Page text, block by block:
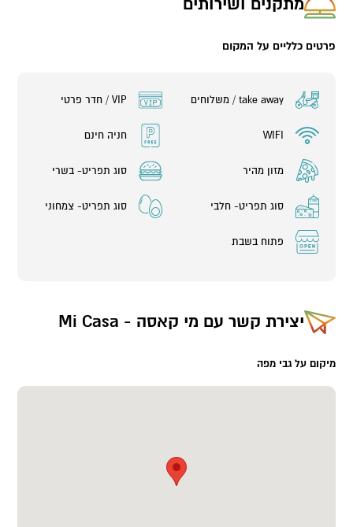
פרטים כלליים על המקום
take away / משלוחים VIP / חדר פרטי
WIFI חניה חינם
מזון מהיר סוג תפריט- בשרי
סוג תפריט- חלבי סוג תפריט- צמחוני
פתוח בשבת
יצירת קשר עם מי קאסה - Mi Casa
מיקום על גבי מפה